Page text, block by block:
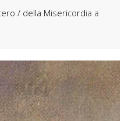
/ della Misericordia a